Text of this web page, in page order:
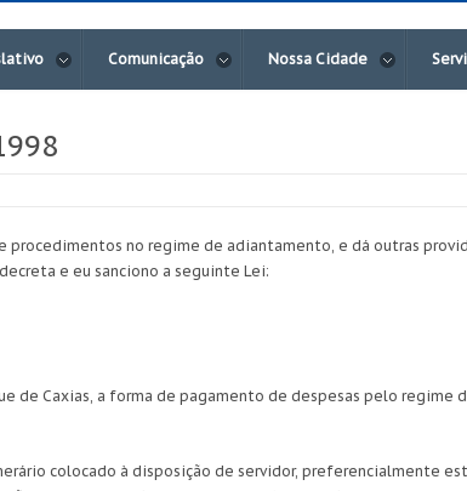
Comunicação Nossa Cidade
procedimentos no regime de adiantamento, e dá outras
decreta e eu sanciono a seguinte Lei:
de Caxias, a forma de pagamento de despesas pelo regime
colocado à disposição de servidor, preferencialmente